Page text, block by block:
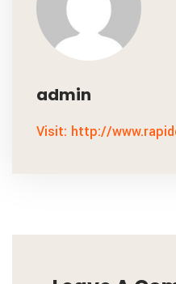
admin
Visit: http://